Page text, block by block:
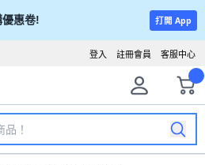
惠卷! 打開 App
客服中心
註冊會員
登入